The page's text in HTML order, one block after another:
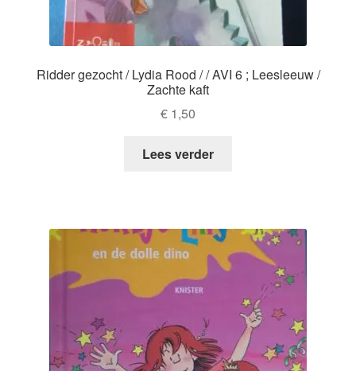
Ridder gezocht / Lydia Rood / / AVI 6 ; Leesleeuw /
Zachte kaft
€ 1,50
Lees verder